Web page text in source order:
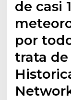
de casi
por
trata de